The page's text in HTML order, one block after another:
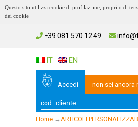
Questo sito utilizza cookie di profilazione, propri o di
dei cookie
+39 081 570 12 49
IT EN
Accedi non sei ancora
Home → ARTICOLI